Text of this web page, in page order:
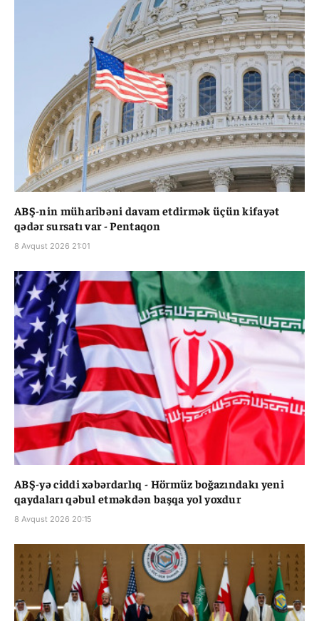
ABŞ-nin müharibəni davam etdirmək üçün kifayət
qədər sursatı var - Pentaqon
8 Avqust 2026 21:01
ABŞ-yə ciddi xəbərdarlıq - Hörmüz boğazındakı yeni
qaydaları qəbul etməkdən başqa yol yoxdur
8 Avqust 2026 20:15